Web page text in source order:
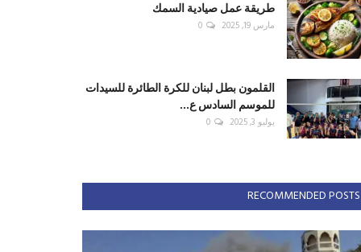
طريقة عمل صيادية السمك
مارس 19, 2025 0
القلمون بطل لبنان للكرة الطائرة للسيدات
للموسم السادس ع...
يوليو 3, 2025 0
RECOMMENDED POSTS